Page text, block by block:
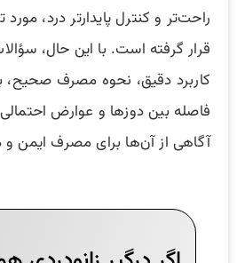
راحت‌تر و کنترل پایدارتر درد،
قرار گرفته است. با این حال،
کاربرد دقیق، نحوه مصرف صحیح،
فاصله بین دوزها و عوارض
آگاهی از آن‌ها برای مصرف ایمن